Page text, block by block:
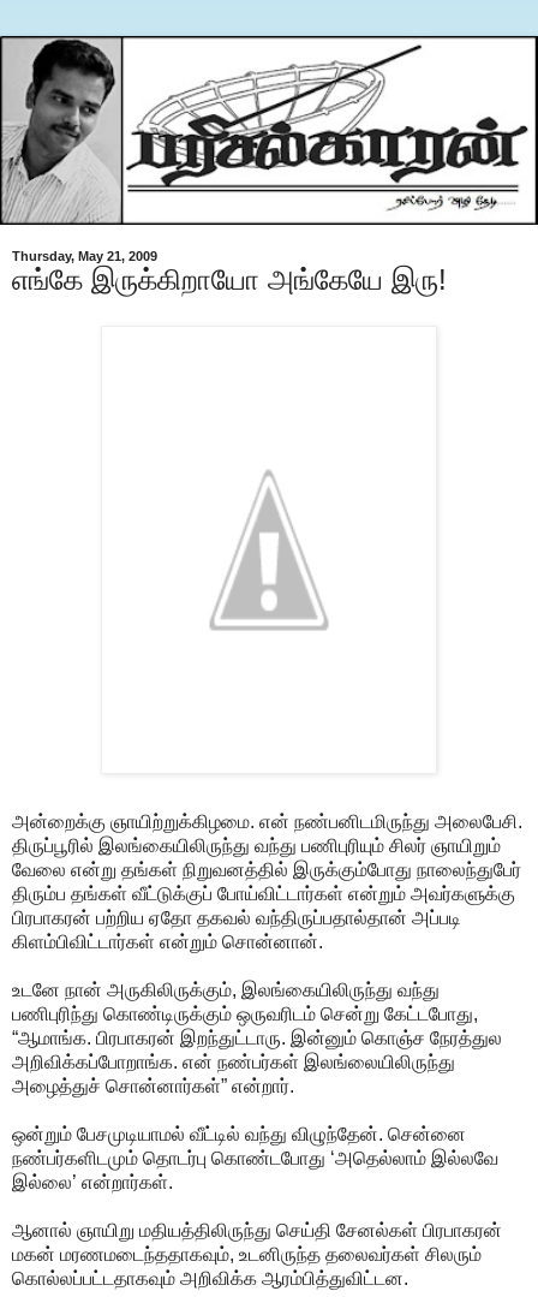
Thursday, May 21, 2009
எங்கே இருக்கிறாயோ அங்கேயே இரு!
அன்றைக்கு ஞாயிற்றுக்கிழமை. என் நண்பனிடமிருந்து அலைபேசி.
திருப்பூரில் இலங்கையிலிருந்து வந்து பணிபுரியும் சிலர் ஞாயிறும்
வேலை என்று தங்கள் நிறுவனத்தில் இருக்கும்போது நாலைந்துபேர்
திரும்ப தங்கள் வீட்டுக்குப் போய்விட்டார்கள் என்றும் அவர்களுக்கு
பிரபாகரன் பற்றிய ஏதோ தகவல் வந்திருப்பதால்தான் அப்படி
கிளம்பிவிட்டார்கள் என்றும் சொன்னான்.
உடனே நான் அருகிலிருக்கும், இலங்கையிலிருந்து வந்து
பணிபுரிந்து கொண்டிருக்கும் ஒருவரிடம் சென்று கேட்டபோது,
“ஆமாங்க. பிரபாகரன் இறந்துட்டாரு. இன்னும் கொஞ்ச நேரத்துல
அறிவிக்கப்போறாங்க. என் நண்பர்கள் இலங்லையிலிருந்து
அழைத்துச் சொன்னார்கள்” என்றார்.
ஒன்றும் பேசமுடியாமல் வீட்டில் வந்து விழுந்தேன். சென்னை
நண்பர்களிடமும் தொடர்பு கொண்டபோது ‘அதெல்லாம் இல்லவே
இல்லை’ என்றார்கள்.
ஆனால் ஞாயிறு மதியத்திலிருந்து செய்தி சேனல்கள் பிரபாகரன்
மகன் மரணமடைந்ததாகவும், உடனிருந்த தலைவர்கள் சிலரும்
கொல்லப்பட்டதாகவும் அறிவிக்க ஆரம்பித்துவிட்டன.